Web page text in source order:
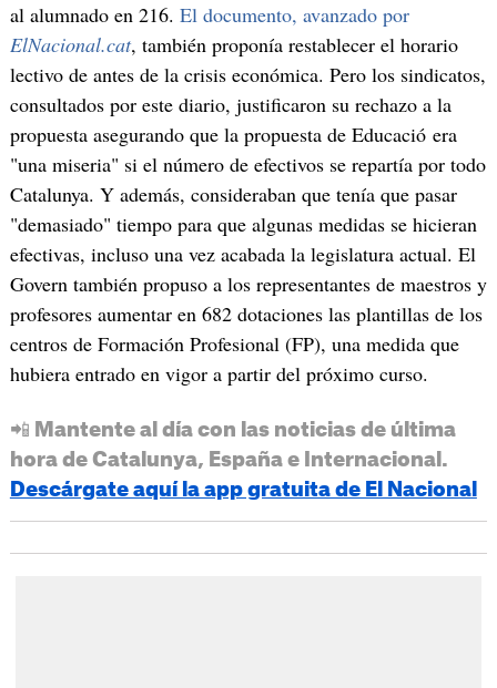
al alumnado en 216. El documento, avanzado por
ElNacional.cat, también proponía restablecer el horario
lectivo de antes de la crisis económica. Pero los sindicatos,
consultados por este diario, justificaron su rechazo a la
propuesta asegurando que la propuesta de Educació era
"una miseria" si el número de efectivos se repartía por todo
Catalunya. Y además, consideraban que tenía que pasar
"demasiado" tiempo para que algunas medidas se hicieran
efectivas, incluso una vez acabada la legislatura actual. El
Govern también propuso a los representantes de maestros y
profesores aumentar en 682 dotaciones las plantillas de los
centros de Formación Profesional (FP), una medida que
hubiera entrado en vigor a partir del próximo curso.
📲 Mantente al día con las noticias de última
hora de Catalunya, España e Internacional.
Descárgate aquí la app gratuita de El Nacional